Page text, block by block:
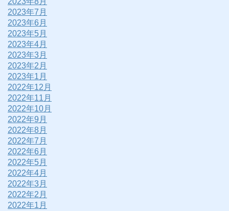
2023年7月
2023年6月
2023年5月
2023年4月
2023年3月
2023年2月
2023年1月
2022年12月
2022年11月
2022年10月
2022年9月
2022年8月
2022年7月
2022年6月
2022年5月
2022年4月
2022年3月
2022年2月
2022年1月